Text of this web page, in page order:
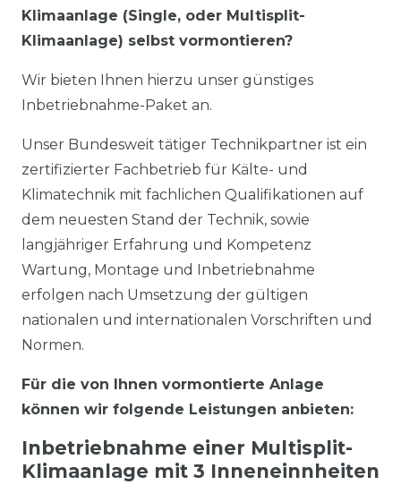
Klimaanlage (Single, oder Multisplit-
Klimaanlage) selbst vormontieren?
Wir bieten Ihnen hierzu unser günstiges
Inbetriebnahme-Paket an.
Unser Bundesweit tätiger Technikpartner ist ein
zertifizierter Fachbetrieb für Kälte- und
Klimatechnik mit fachlichen Qualifikationen auf
dem neuesten Stand der Technik, sowie
langjähriger Erfahrung und Kompetenz
Wartung, Montage und Inbetriebnahme
erfolgen nach Umsetzung der gültigen
nationalen und internationalen Vorschriften und
Normen.
Für die von Ihnen vormontierte Anlage
können wir folgende Leistungen anbieten:
Inbetriebnahme einer Multisplit-
Klimaanlage mit 3 Inneneinnheiten